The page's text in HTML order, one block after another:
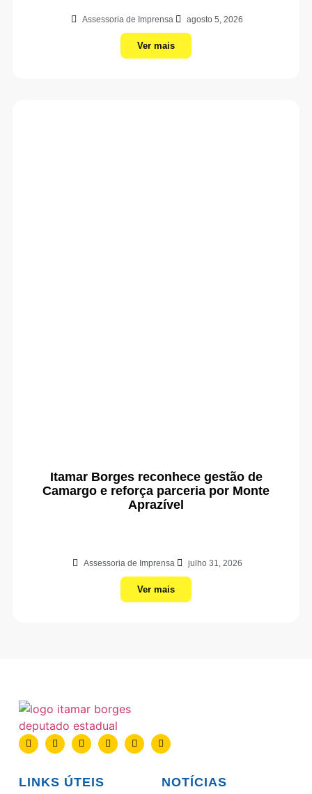
Assessoria de Imprensa agosto 5, 2026
Ver mais
Itamar Borges reconhece gestão de
Camargo e reforça parceria por Monte
Aprazível
Assessoria de Imprensa julho 31, 2026
Ver mais
LINKS ÚTEIS NOTÍCIAS